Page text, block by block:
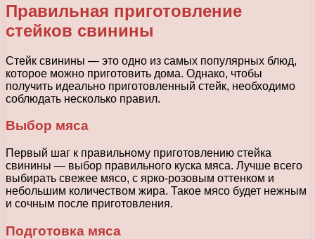
Правильная приготовление
стейков свинины
Стейк свинины — это одно из самых популярных блюд,
которое можно приготовить дома. Однако, чтобы
получить идеально приготовленный стейк, необходимо
соблюдать несколько правил.
Выбор мяса
Первый шаг к правильному приготовлению стейка
свинины — выбор правильного куска мяса. Лучше всего
выбирать свежее мясо, с ярко-розовым оттенком и
небольшим количеством жира. Такое мясо будет нежным
и сочным после приготовления.
Подготовка мяса